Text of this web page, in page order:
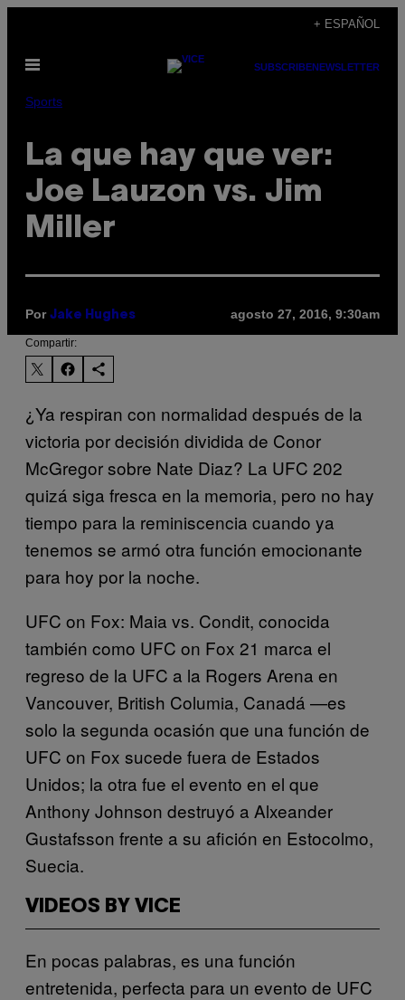
contenido
+ ESPAÑOL
Abrir
SUBSCRIBENEWSLETTER
Sports
La que hay que ver:
Joe Lauzon vs. Jim
Miller
Por Jake Hughes agosto 27, 2016, 9:30am
Compartir:
¿Ya respiran con normalidad después de la
victoria por decisión dividida de Conor
McGregor sobre Nate Diaz? La UFC 202
quizá siga fresca en la memoria, pero no hay
tiempo para la reminiscencia cuando ya
tenemos se armó otra función emocionante
para hoy por la noche.
UFC on Fox: Maia vs. Condit, conocida
también como UFC on Fox 21 marca el
regreso de la UFC a la Rogers Arena en
Vancouver, British Columia, Canadá —es
solo la segunda ocasión que una función de
UFC on Fox sucede fuera de Estados
Unidos; la otra fue el evento en el que
Anthony Johnson destruyó a Alxeander
Gustafsson frente a su afición en Estocolmo,
Suecia.
VIDEOS BY VICE
En pocas palabras, es una función
entretenida, perfecta para un evento de UFC